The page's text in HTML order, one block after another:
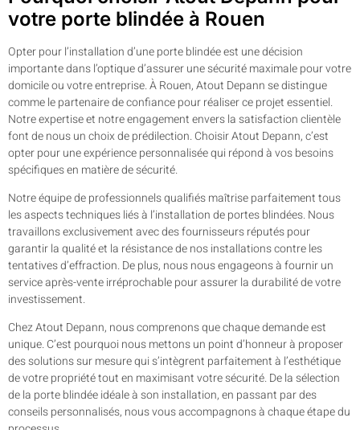
votre porte blindée à Rouen
Opter pour l’installation d’une porte blindée est une décision
importante dans l’optique d’assurer une sécurité maximale pour votre
domicile ou votre entreprise. À Rouen, Atout Depann se distingue
comme le partenaire de confiance pour réaliser ce projet essentiel.
Notre expertise et notre engagement envers la satisfaction clientèle
font de nous un choix de prédilection. Choisir Atout Depann, c’est
opter pour une expérience personnalisée qui répond à vos besoins
spécifiques en matière de sécurité.
Notre équipe de professionnels qualifiés maîtrise parfaitement tous
les aspects techniques liés à l’installation de portes blindées. Nous
travaillons exclusivement avec des fournisseurs réputés pour
garantir la qualité et la résistance de nos installations contre les
tentatives d’effraction. De plus, nous nous engageons à fournir un
service après-vente irréprochable pour assurer la durabilité de votre
investissement.
Chez Atout Depann, nous comprenons que chaque demande est
unique. C’est pourquoi nous mettons un point d’honneur à proposer
des solutions sur mesure qui s’intègrent parfaitement à l’esthétique
de votre propriété tout en maximisant votre sécurité. De la sélection
de la porte blindée idéale à son installation, en passant par des
conseils personnalisés, nous vous accompagnons à chaque étape du